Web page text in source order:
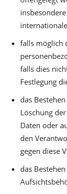
falls möglich
falls dies
Festlegung
das
Löschung
Daten oder
den
gegen diese
das